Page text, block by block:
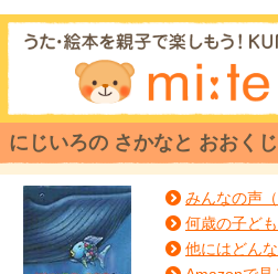
にじいろの さかなと おおく
みんなの声（
何歳の子ど
他にはどん